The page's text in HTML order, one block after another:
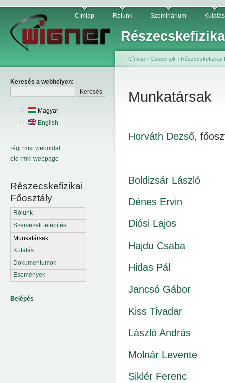
Címlap Rólunk Szeminárium Kutatás
Keresés a webhelyen:
Magyar
English
régi rmki weboldal
old rmki webpage
Részecskefizikai
Főosztály
Rólunk
Szervezeti felépítés
Munkatársak
Kutatás
Dokumentumok
Események
Belépés
Címlap › Csoportok › Részecskefizikai
Munkatársak
Horváth Dezső,
Boldizsár László
Dénes Ervin
Diósi Lajos
Hajdu Csaba
Hidas Pál
Jancsó Gábor
Kiss Tivadar
László András
Molnár Levente
Siklér Ferenc